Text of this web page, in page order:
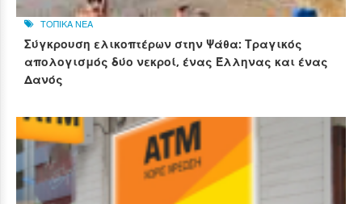
ΤΟΠΙΚΑ ΝΕΑ
Σύγκρουση ελικοπτέρων στην Ψάθα: Τραγικός
απολογισμός δύο νεκροί, ένας Έλληνας και ένας
Δανός